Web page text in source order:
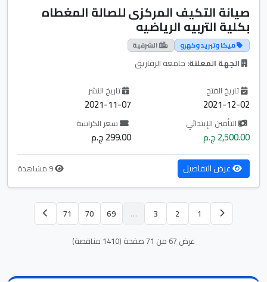
صيانة التكيف المركزى للصالة المغطاه
بكلية التربيه الرياضيه
ميكا وتبريد وكهرو الشرقية
الجهة المعلنة: جامعه الزقازيق
تاريخ الفتح
2021-12-02
تاريخ النشر
2021-11-07
التأمين الإبتدائي
2,500.00 ج.م
سعر الكراسة
299.00 ج.م
عرض التفاصيل
1
2
3
…
69
70
71
عرض 67 من 71 صفحة (1410 مناقصة)